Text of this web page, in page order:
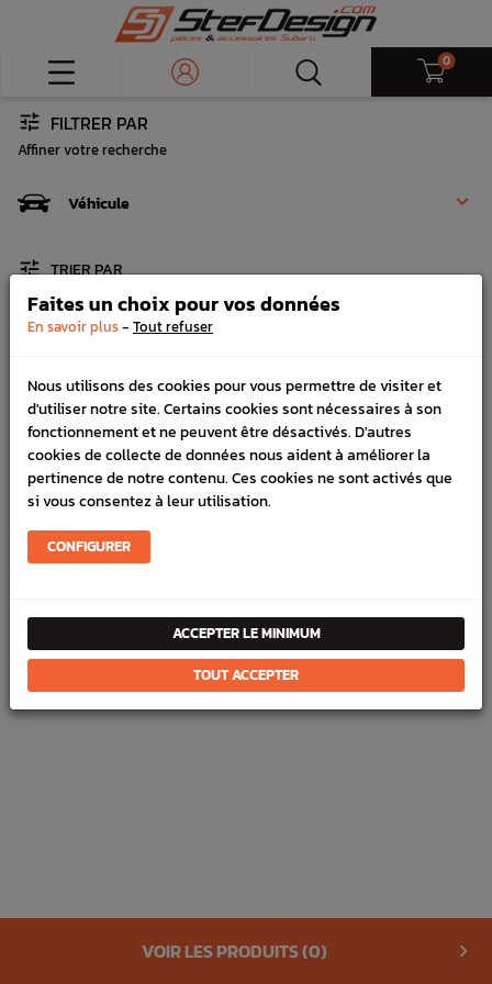
0
 FILTRER PAR
Affiner votre recherche
Véhicule 
 TRIER PAR
VOIR LES PRODUITS (0) 
MOYEUX DE VOLANT
ESCAMOTABLES
Cette catégorie n'a pas encore de produits, revenez plus
tard !
S'ABONNER À LA
NEWSLETTER
GO!
Votre adresse de messagerie est uniquement utilisée pour vous
le lien de désabonnement intégré dans la newsletter.
CONTACTEZ-NOUS
INFORMATIONS
Faites un choix pour vos données
En savoir plus- Tout refuser
Nous utilisons des cookies pour vous permettre de visiter et
d'utiliser notre site. Certains cookies sont nécessaires à son
fonctionnement et ne peuvent être désactivés. D'autres
cookies de collecte de données nous aident à améliorer la
pertinence de notre contenu. Ces cookies ne sont activés que
si vous consentez à leur utilisation.
CONFIGURER
ACCEPTER LE MINIMUM
TOUT ACCEPTER